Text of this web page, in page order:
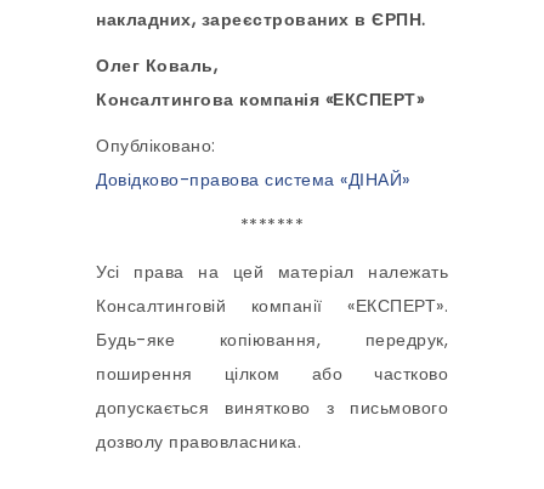
накладних, зареєстрованих в ЄРПН.
Олег Коваль,
Консалтингова компанія «ЕКСПЕРТ»
Опубліковано:
Довідково-правова система «ДІНАЙ»
*******
Усі права на цей матеріал належать
Консалтинговій компанії «ЕКСПЕРТ».
Будь-яке копіювання, передрук,
поширення цілком або частково
допускається винятково з письмового
дозволу правовласника.